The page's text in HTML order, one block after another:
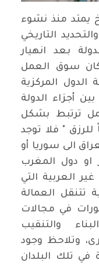
يمتد منذ نشوء
التاريخي
بعد انهيار
كان سوق العمل
الدول المركزية
أجزاء الدولة
ترتبط بشكل
" فلا توجد
الى سوريا أو
او دول المغرب
العربية التي
تتنقل العمالة
في مجالات
والتنقيب
وتلاحظ وجود
في تلك البلدان